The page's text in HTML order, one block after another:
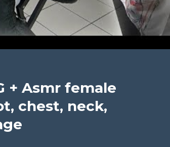
+ Asmr female
chest, neck,